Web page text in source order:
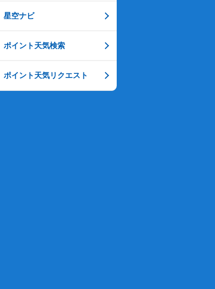
星空ナビ
ポイント天気検索
ポイント天気リクエスト